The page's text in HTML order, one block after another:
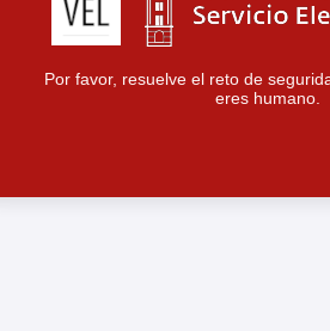
Por favor, resuelve el reto de
eres humano.